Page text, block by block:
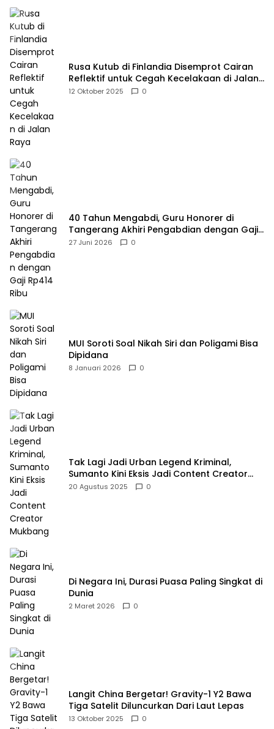
Rusa Kutub di Finlandia Disemprot Cairan
Reflektif untuk Cegah Kecelakaan di Jalan
Raya
12 Oktober 2025 0
40 Tahun Mengabdi, Guru Honorer di
Tangerang Akhiri Pengabdian dengan Gaji
Rp414 Ribu
27 Juni 2026 0
MUI Soroti Soal Nikah Siri dan Poligami Bisa
Dipidana
8 Januari 2026 0
Tak Lagi Jadi Urban Legend Kriminal,
Sumanto Kini Eksis Jadi Content Creator
Mukbang
20 Agustus 2025 0
Di Negara Ini, Durasi Puasa Paling Singkat di
Dunia
2 Maret 2026 0
Langit China Bergetar! Gravity-1 Y2 Bawa
Tiga Satelit Diluncurkan Dari Laut Lepas
13 Oktober 2025 0